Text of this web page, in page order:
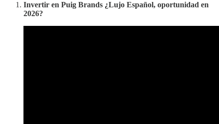
Invertir en Puig Brands ¿Lujo Español, oportunidad en
2026?